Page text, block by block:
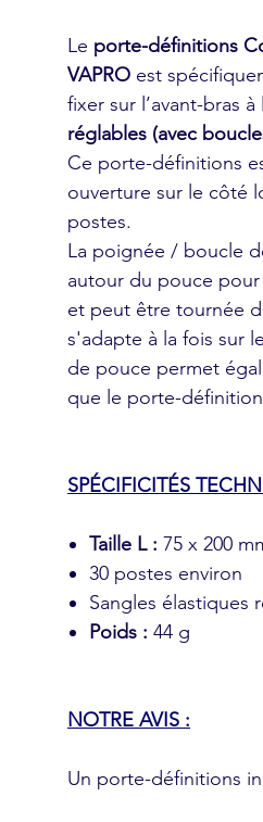
Le porte-définitions
VAPRO est
fixer sur l’avant-bras à
réglables (avec
Ce porte-définitions
ouverture sur le côté
postes.
La poignée / boucle
autour du pouce
et peut être tournée
s'adapte à la fois sur
de pouce permet
que le porte-
SPÉCIFICITÉS
Taille L : 75 x 200
30 postes environ
Sangles élastiques
Poids : 44 g
NOTRE AVIS :
Un porte-définitions